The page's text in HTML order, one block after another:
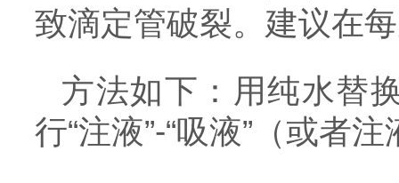
致滴定管破裂。建议在
方法如下：用纯水替
行“注液”-“吸液”（或者